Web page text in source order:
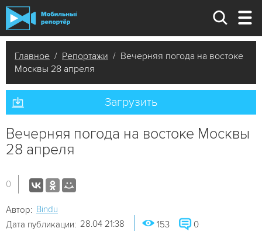
Главное / Репортажи / Вечерняя погода на востоке
Москвы 28 апреля
Загрузить
Вечерняя погода на востоке Москвы
28 апреля
0
Автор: Bindu
Дата публикации: 28.04 21:38 153 0